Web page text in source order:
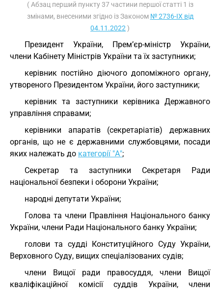
( Абзац перший пункту 37 частини першої статті 1 із
змінами, внесеними згідно із Законом № 2736-IX від
04.11.2022 )
Президент України, Прем’єр-міністр України,
члени Кабінету Міністрів України та їх заступники;
керівник постійно діючого допоміжного органу,
утвореного Президентом України, його заступники;
керівник та заступники керівника Державного
управління справами;
керівники апаратів (секретаріатів) державних
органів, що не є державними службовцями, посади
яких належать до категорії "А";
Секретар та заступники Секретаря Ради
національної безпеки і оборони України;
народні депутати України;
Голова та члени Правління Національного банку
України, члени Ради Національного банку України;
голови та судді Конституційного Суду України,
Верховного Суду, вищих спеціалізованих судів;
члени Вищої ради правосуддя, члени Вищої
кваліфікаційної комісії суддів України, члени